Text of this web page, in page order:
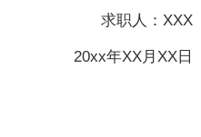
求职人：XXX
20xx年XX月XX日